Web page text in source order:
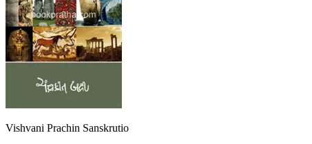
Vishvani Prachin Sanskrutio